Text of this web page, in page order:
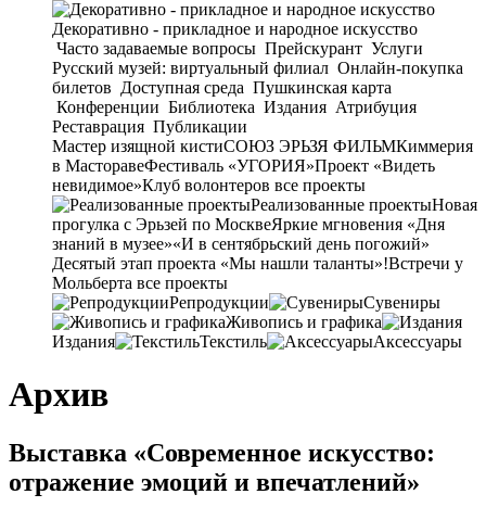
Декоративно - прикладное и народное искусство
Часто задаваемые вопросы Прейскурант Услуги
Русский музей: виртуальный филиал Онлайн-покупка
билетов Доступная среда Пушкинская карта
Конференции Библиотека Издания Атрибуция
Реставрация Публикации
Мастер изящной кистиСОЮЗ ЭРЬЗЯ ФИЛЬМКиммерия
в МасторавеФестиваль «УГОРИЯ»Проект «Видеть
невидимое»Клуб волонтеров все проекты
Реализованные проектыНовая
прогулка с Эрьзей по МосквеЯркие мгновения «Дня
знаний в музее»«И в сентябрьский день погожий»
Десятый этап проекта «Мы нашли таланты»!Встречи у
Мольберта все проекты
Репродукции
Сувениры
Живопись и графика
Издания
Текстиль Аксессуары
Архив
Выставка «Современное искусство:
отражение эмоций и впечатлений»